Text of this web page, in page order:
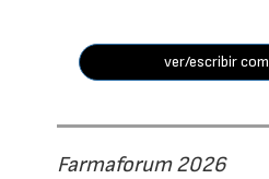
ver/escribir
Farmaforum 2026